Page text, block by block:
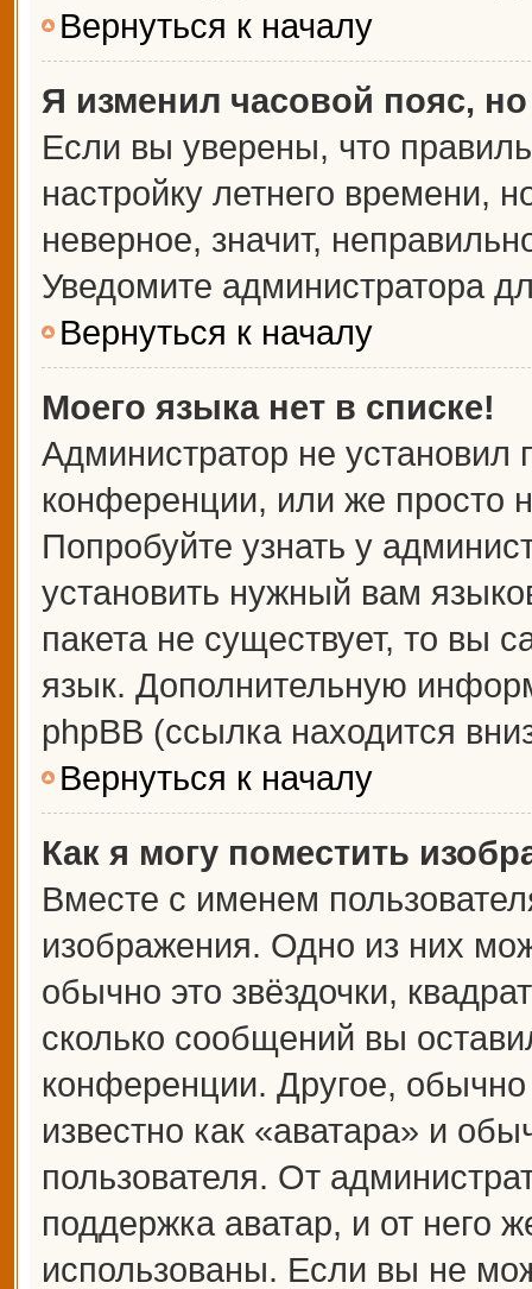
Вернуться к началу
Я изменил часовой пояс,
Если вы уверены, что
настройку летнего времени,
неверное, значит,
Уведомите администратора
Вернуться к началу
Моего языка нет в списке!
Администратор не установил
конференции, или же просто
Попробуйте узнать у
установить нужный вам
пакета не существует, то вы
язык. Дополнительную
phpBB (ссылка находится
Вернуться к началу
Как я могу поместить
Вместе с именем
изображения. Одно из них
обычно это звёздочки,
сколько сообщений вы
конференции. Другое,
известно как «аватара» и
пользователя. От
поддержка аватар, и от него
использованы. Если вы не